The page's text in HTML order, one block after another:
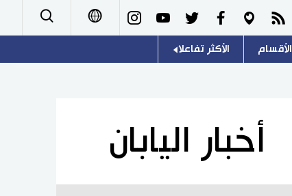
الأقسام
تجارب وآراء
سياسة
الأكثر تفاعلا
هو وهي
المطبخ الياباني
أخبار اليابان